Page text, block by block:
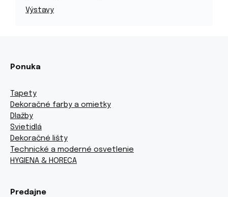
Výstavy
Ponuka
Tapety
Dekoračné farby a omietky
Dlažby
Svietidlá
Dekoračné lišty
Technické a moderné osvetlenie
HYGIENA & HORECA
Predajne